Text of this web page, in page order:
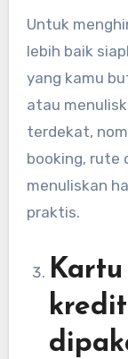
Untuk
lebih baik
yang kamu
atau
terdekat,
booking, rute
menuliskan
praktis.